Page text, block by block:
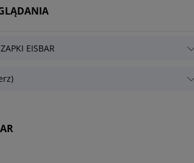
EISBAR